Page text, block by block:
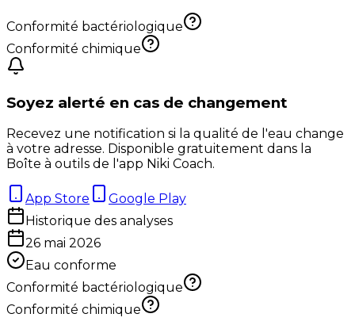
Conformité bactériologique
Conformité chimique
Soyez alerté en cas de changement
Recevez une notification si la qualité de l'eau change
à votre adresse. Disponible gratuitement dans la
Boîte à outils de l'app Niki Coach.
App Store
Google Play
Historique des analyses
26 mai 2026
Eau conforme
Conformité bactériologique
Conformité chimique